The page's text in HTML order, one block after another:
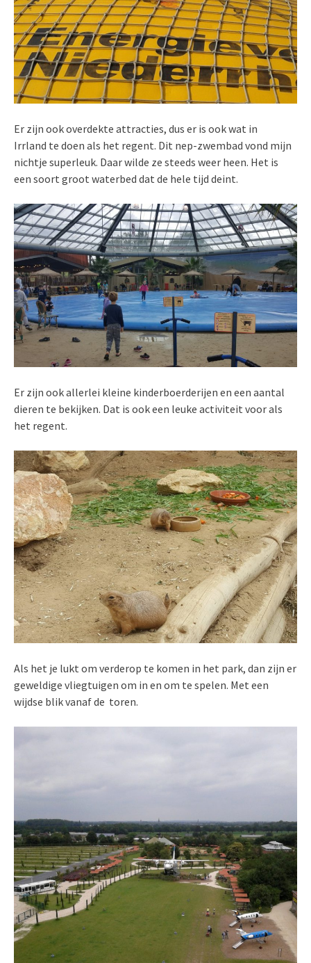
Er zijn ook overdekte attracties, dus er is ook wat in
Irrland te doen als het regent. Dit nep-zwembad vond mijn
nichtje superleuk. Daar wilde ze steeds weer heen. Het is
een soort groot waterbed dat de hele tijd deint.
Er zijn ook allerlei kleine kinderboerderijen en een aantal
dieren te bekijken. Dat is ook een leuke activiteit voor als
het regent.
Als het je lukt om verderop te komen in het park, dan zijn er
geweldige vliegtuigen om in en om te spelen. Met een
wijdse blik vanaf de toren.